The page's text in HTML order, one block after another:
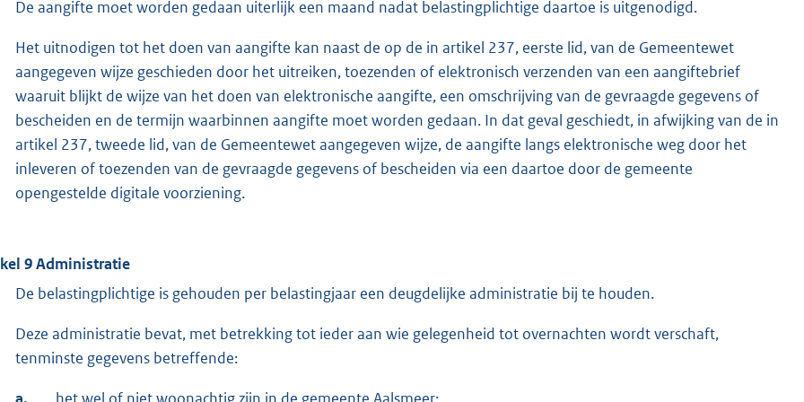
De aangifte moet worden gedaan uiterlijk een maand nadat belastingplichtige daartoe is uitgenodigd.
Het uitnodigen tot het doen van aangifte kan naast de op de in artikel 237, eerste lid, van de Gemeentewet
aangegeven wijze geschieden door het uitreiken, toezenden of elektronisch verzenden van een aangiftebrief
waaruit blijkt de wijze van het doen van elektronische aangifte, een omschrijving van de gevraagde gegevens of
bescheiden en de termijn waarbinnen aangifte moet worden gedaan. In dat geval geschiedt, in afwijking van de in
artikel 237, tweede lid, van de Gemeentewet aangegeven wijze, de aangifte langs elektronische weg door het
inleveren of toezenden van de gevraagde gegevens of bescheiden via een daartoe door de gemeente
opengestelde digitale voorziening.
9 Administratie
De belastingplichtige is gehouden per belastingjaar een deugdelijke administratie bij te houden.
Deze administratie bevat, met betrekking tot ieder aan wie gelegenheid tot overnachten wordt verschaft,
tenminste gegevens betreffende: